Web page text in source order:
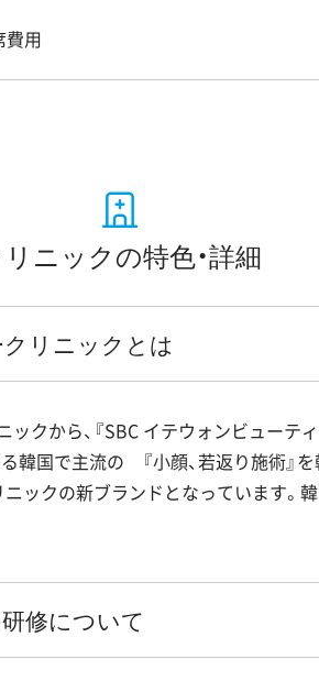
費用
ニックの特色・詳細
リニックとは
クから、『SBC イテウォンビューテ
韓国で主流の 『小顔、若返り施術』
ックの新ブランドとなっています。
修について